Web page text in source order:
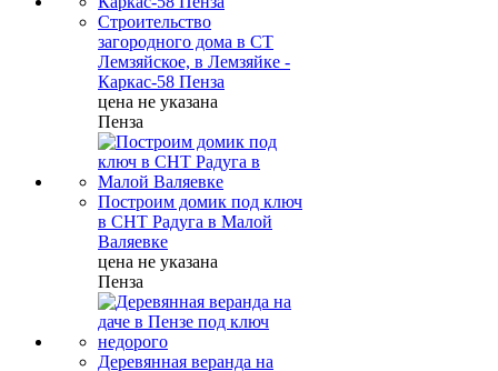
Строительство
загородного дома в СТ
Лемзяйское, в Лемзяйке -
Каркас-58 Пенза
цена не указана
Пенза
Построим домик под ключ
в СНТ Радуга в Малой
Валяевке
цена не указана
Пенза
Деревянная веранда на